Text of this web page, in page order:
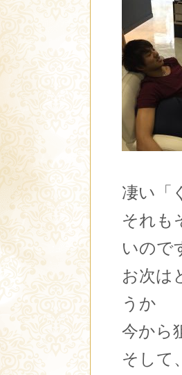
凄い「
それも
いので
お次は
うか
今から
そして